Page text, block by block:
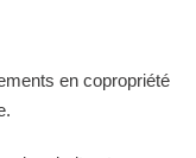
en copropriété